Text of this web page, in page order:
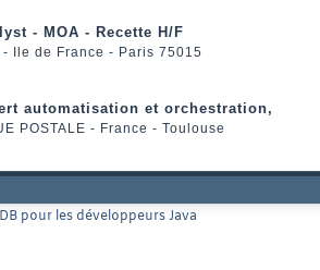
- MOA - Recette H/F
- Ile de France - Paris 75015
automatisation et orchestration,
POSTALE - France - Toulouse
pour les développeurs Java